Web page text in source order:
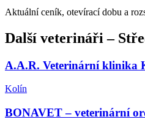
Aktuální ceník, otevírací dobu a
Další veterináři –
A.A.R. Veterinární klinika
Kolín
BONAVET – veterinární